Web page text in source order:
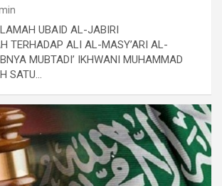
UBAID AL-JABIRI
TERHADAP ALI AL-MASY’ARI AL-
MUBTADI’ IKHWANI MUHAMMAD
SATU…